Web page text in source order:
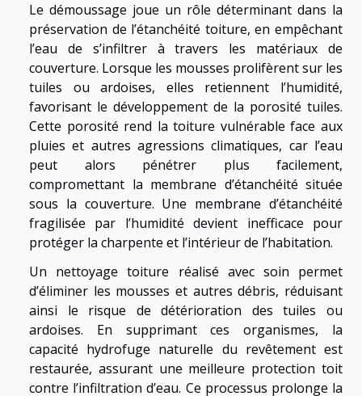
Le démoussage joue un rôle déterminant dans la
préservation de l’étanchéité toiture, en empêchant
l’eau de s’infiltrer à travers les matériaux de
couverture. Lorsque les mousses prolifèrent sur les
tuiles ou ardoises, elles retiennent l’humidité,
favorisant le développement de la porosité tuiles.
Cette porosité rend la toiture vulnérable face aux
pluies et autres agressions climatiques, car l’eau
peut alors pénétrer plus facilement,
compromettant la membrane d’étanchéité située
sous la couverture. Une membrane d’étanchéité
fragilisée par l’humidité devient inefficace pour
protéger la charpente et l’intérieur de l’habitation.
Un nettoyage toiture réalisé avec soin permet
d’éliminer les mousses et autres débris, réduisant
ainsi le risque de détérioration des tuiles ou
ardoises. En supprimant ces organismes, la
capacité hydrofuge naturelle du revêtement est
restaurée, assurant une meilleure protection toit
contre l’infiltration d’eau. Ce processus prolonge la